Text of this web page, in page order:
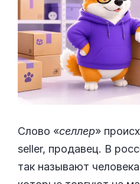
Слово «селлер»
seller, продавец. В
так называют